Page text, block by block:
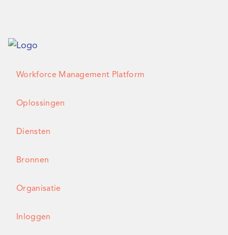
Workforce Management Platform
Oplossingen
Diensten
Bronnen
Organisatie
Inloggen